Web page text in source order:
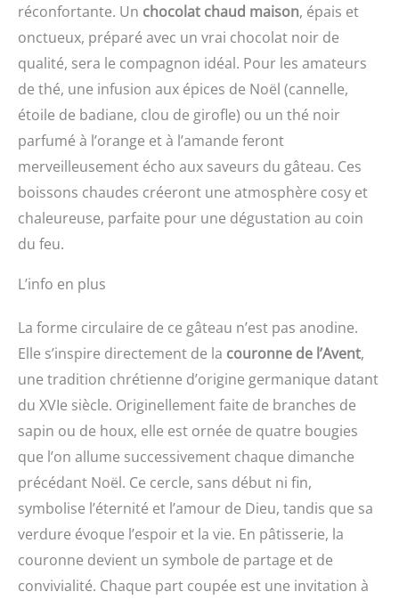
réconfortante. Un chocolat chaud maison, épais et
onctueux, préparé avec un vrai chocolat noir de
qualité, sera le compagnon idéal. Pour les amateurs
de thé, une infusion aux épices de Noël (cannelle,
étoile de badiane, clou de girofle) ou un thé noir
parfumé à l’orange et à l’amande feront
merveilleusement écho aux saveurs du gâteau. Ces
boissons chaudes créeront une atmosphère cosy et
chaleureuse, parfaite pour une dégustation au coin
du feu.
L’info en plus
La forme circulaire de ce gâteau n’est pas anodine.
Elle s’inspire directement de la couronne de l’Avent,
une tradition chrétienne d’origine germanique datant
du XVIe siècle. Originellement faite de branches de
sapin ou de houx, elle est ornée de quatre bougies
que l’on allume successivement chaque dimanche
précédant Noël. Ce cercle, sans début ni fin,
symbolise l’éternité et l’amour de Dieu, tandis que sa
verdure évoque l’espoir et la vie. En pâtisserie, la
couronne devient un symbole de partage et de
convivialité. Chaque part coupée est une invitation à